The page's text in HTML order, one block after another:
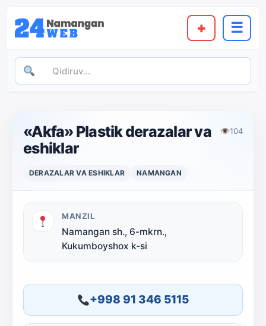
+ ☰
«Akfa» Plastik derazalar va
eshiklar
👁104
DERAZALAR VA ESHIKLAR NAMANGAN
MANZIL
Namangan sh., 6-mkrn.,
Kukumboyshox k-si
+998 91 346 5115